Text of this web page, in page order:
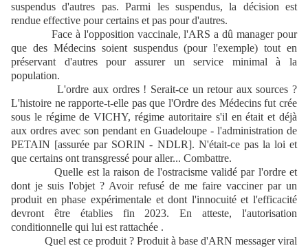
suspendus d'autres pas. Parmi les suspendus, la décision est
rendue effective pour certains et pas pour d'autres.
Face à l'opposition vaccinale, l'ARS a dû manager pour
que des Médecins soient suspendus (pour l'exemple) tout en
préservant d'autres pour assurer un service minimal à la
population.
L'ordre aux ordres ! Serait-ce un retour aux sources ?
L'histoire ne rapporte-t-elle pas que l'Ordre des Médecins fut crée
sous le régime de VICHY, régime autoritaire s'il en était et déjà
aux ordres avec son pendant en Guadeloupe - l'administration de
PETAIN [assurée par SORIN - NDLR]. N'était-ce pas la loi et
que certains ont transgressé pour aller... Combattre.
Quelle est la raison de l'ostracisme validé par l'ordre et
dont je suis l'objet ? Avoir refusé de me faire vacciner par un
produit en phase expérimentale et dont l'innocuité et l'efficacité
devront être établies fin 2023. En atteste, l'autorisation
conditionnelle qui lui est rattachée .
Quel est ce produit ? Produit à base d'ARN messager viral